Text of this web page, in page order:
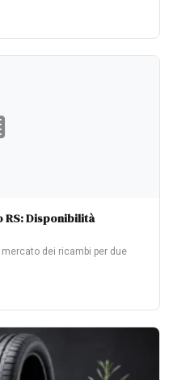
RS: Disponibilità
dei ricambi per due